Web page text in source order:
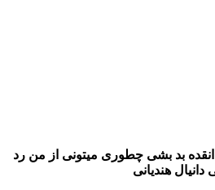
بشی چطوری میتونی از من رد
هندیانی